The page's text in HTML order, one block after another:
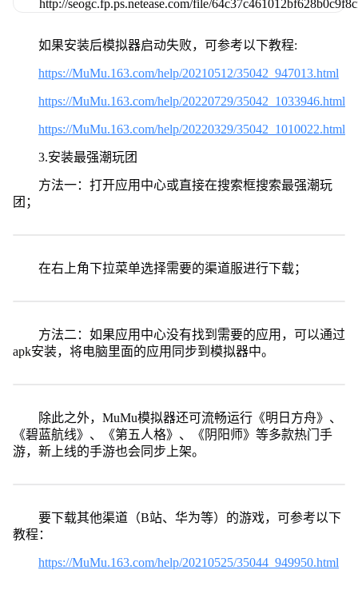
如果安装后模拟器启动失败，可参考以下教程:
https://MuMu.163.com/help/20210512/35042_947013.html
https://MuMu.163.com/help/20220729/35042_1033946.html
https://MuMu.163.com/help/20220329/35042_1010022.html
3.安装最强潮玩团
方法一：打开应用中心或直接在搜索框搜索最强潮玩
团；
在右上角下拉菜单选择需要的渠道服进行下载；
方法二：如果应用中心没有找到需要的应用，可以通过
apk安装，将电脑里面的应用同步到模拟器中。
除此之外，MuMu模拟器还可流畅运行《明日方舟》、
《碧蓝航线》、《第五人格》、《阴阳师》等多款热门手
游，新上线的手游也会同步上架。
要下载其他渠道（B站、华为等）的游戏，可参考以下
教程：
https://MuMu.163.com/help/20210525/35044_949950.html